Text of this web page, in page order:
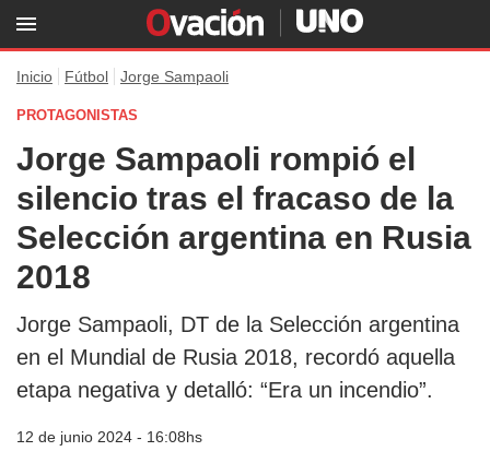
Inicio Fútbol Jorge Sampaoli
PROTAGONISTAS
Jorge Sampaoli rompió el
silencio tras el fracaso de la
Selección argentina en Rusia
2018
Jorge Sampaoli, DT de la Selección argentina
en el Mundial de Rusia 2018, recordó aquella
etapa negativa y detalló: “Era un incendio”.
12 de junio 2024 - 16:08hs